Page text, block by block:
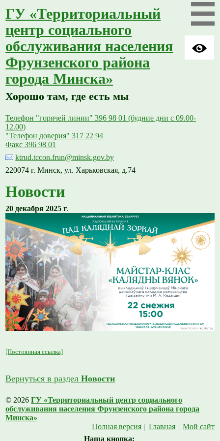
ГУ «Территориальный
центр социального
обслуживания населения
Фрунзенского района
города Минска»
Хорошо там, где есть мы
Телефон "горячей линии" 396 98 01 (будние дни с 09.00-
12.00)
"Телефон доверия" 317 22 94
Факс 396 98 01
ktrud.tccon.frun@minsk.gov.by
220074 г. Минск, ул. Харьковская, д.74
Новости
20 декабря 2025 г.
[Постоянная ссылка]
Вернуться в разделНовости
© 2026ГУ «Территориальный центр социального
обслуживания населения Фрунзенского района города
Минска»
Полная версия| Главная| Мой сайт
Наша кнопка: